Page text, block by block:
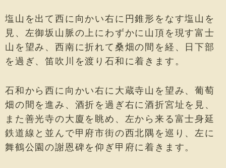
塩山を出て西に向かい右に円錐形をなす塩山を
見、左御坂山脈の上にわずかに山頂を現す富士
山を望み、西南に折れて桑畑の間を経、日下部
を過ぎ、笛吹川を渡り石和に着きます。
石和から西に向かい右に大蔵寺山を望み、葡萄
畑の間を進み、酒折を過ぎ右に酒折宮址を見、
また善光寺の大廈を眺め、左から来る富士身延
鉄道線と並んで甲府市街の西北隅を巡り、左に
舞鶴公園の謝恩碑を仰ぎ甲府に着きます。